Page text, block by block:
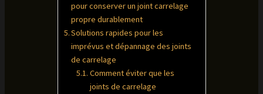
pour conserver un joint carrelage
propre durablement
Solutions rapides pour les
imprévus et dépannage des joints
de carrelage
Comment éviter que les
joints de carrelage